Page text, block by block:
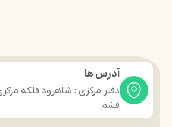
آدرس ها
دفتر مرکزی : شاهرود فلکه مرکزی
قشم